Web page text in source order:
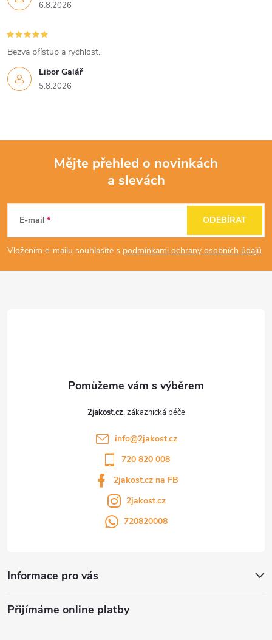
6.8.2026
Libor Galář
5.8.2026
Bezva přístup a rychlost.
p
a
Mějte přehled o novinkách
a slevách
E-mail
Vložením e-mailu souhlasíte s podmínkami ochrany osobních údajů
ODEBÍRAT
2jakost.cz
info@2jakost.cz
720 820 008
2jakost.cz na FB
2jakost.cz
720820008
Informace pro vás
Přijímáme online platby